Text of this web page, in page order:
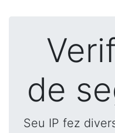
de
Seu IP fez